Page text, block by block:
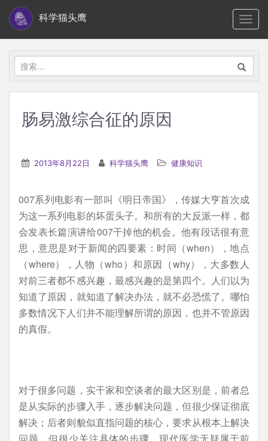
i
科学猫头鹰
搜
索：
肠易激综合征的原因
2013年8月22日 科学猫头鹰 健康知识
007系列电影有一部叫《明日帝国》，传媒大亨首次成
为这一系列电影的坏蛋头子。和所有的大反派一样，都
会发表长篇演讲给007干掉他的机会。他有段话很有意
思，意思是对于新闻的四要素：时间（when），地点
（where），人物（who）和原因（why），大多数人
对前三者都不感兴趣，最感兴趣的是第四个。人们以为
知道了原因，就知道了解决办法，就不必恐慌了。哪怕
多数情况下人们并不能理解所谓的原因，也并不管原因
的真假。
对于很多问题，实干家和空谈者的最大区别是，前者总
是从实际的步骤入手，逐步解决问题，但很少保证彻底
解决；后者则貌似直指问题的核心，要求从根本上解决